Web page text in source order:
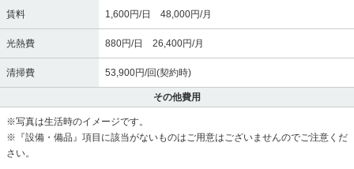
賃料 1,600円/日 48,000円/月
光熱費 880円/日 26,400円/月
清掃費 53,900円/回(契約時)
その他費用
※写真は生活時のイメージです。
※『設備・備品』項目に該当がないものはご用意はございませんのでご注意くだ
さい。